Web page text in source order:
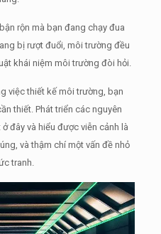
rộn mà bạn đang chạy đua
bị rượt đuổi, môi trường đều
khái niệm môi trường đòi hỏi.
việc thiết kế môi trường, bạn
thiết. Phát triển các nguyên
đây và hiểu được viễn cảnh là
và thậm chí một vấn đề nhỏ
tranh.